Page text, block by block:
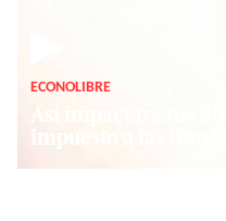
ECONOLIBRE
Así impactará tus
impuesto a las